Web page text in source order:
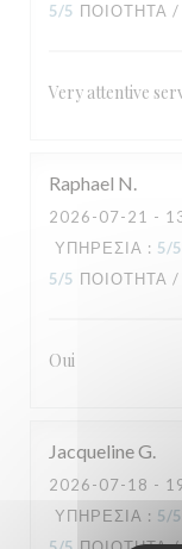
5/5 ΠΟΙΌΤΗΤΑ /
Very attentive
Raphael N
2026-07-21 -
ΥΠΗΡΕΣΊΑ : 5/5
5/5 ΠΟΙΌΤΗΤΑ /
Oui
JacquelineG
2026-07-18 -
ΥΠΗΡΕΣΊΑ : 5/5